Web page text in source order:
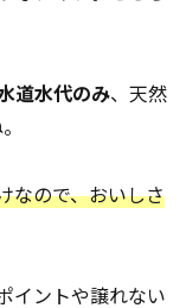
道水代のみ、天然
なので、おいしさ
イントや譲れない